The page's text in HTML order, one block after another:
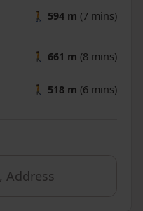
🚶 594 m (7 mins)
🚶 661 m (8 mins)
🚶 518 m (6 mins)